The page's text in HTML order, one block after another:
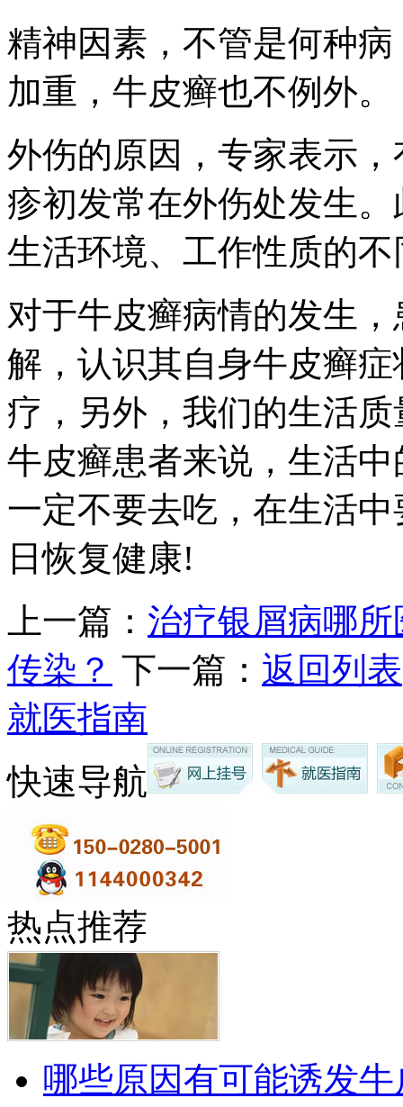
精神因素，不管是何种
加重，牛皮癣也不例外。
外伤的原因，专家表示
疹初发常在外伤处发生
生活环境、工作性质的
对于牛皮癣病情的发生
解，认识其自身牛皮癣
疗，另外，我们的生活
牛皮癣患者来说，生活
一定不要去吃，在生活
日恢复健康!
上一篇： 治疗银屑病哪
传染？ 下一篇： 返回列表
就医指南
快速导航
热点推荐
哪些原因有可能诱发牛